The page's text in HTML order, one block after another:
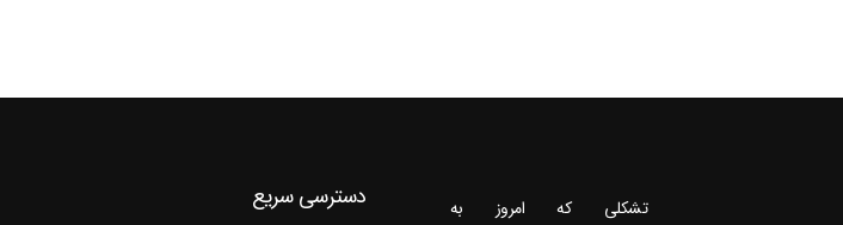
تشکلی که امروز به
دسترسی سریع